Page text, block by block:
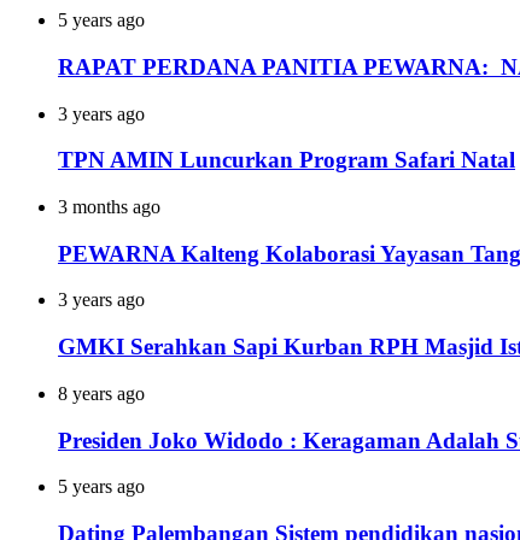
5 years ago
RAPAT PERDANA PANITIA PEWARNA:
3 years ago
TPN AMIN Luncurkan Program Safari Natal
3 months ago
PEWARNA Kalteng Kolaborasi Yayasan
3 years ago
GMKI Serahkan Sapi Kurban RPH Masjid
8 years ago
Presiden Joko Widodo : Keragaman Adalah
5 years ago
Dating Palembangan Sistem pendidikan